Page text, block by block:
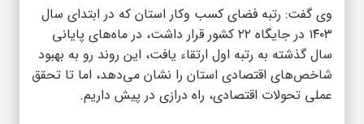
وی گفت: رتبه فضای کسب‌ وکار استان که در ابتدای سال
۱۴۰۳ در جایگاه ۲۲ کشور قرار داشت، در ماه‌های پایانی
سال گذشته به رتبه اول ارتقاء یافت، این روند رو به بهبود
شاخص‌های اقتصادی استان را نشان می‌دهد، اما تا تحقق
عملی تحولات اقتصادی، راه درازی در پیش داریم.